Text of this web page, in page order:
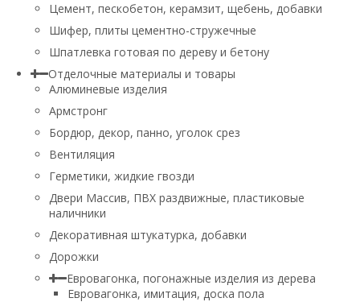
Цемент, пескобетон, керамзит, щебень, добавки
Шифер, плиты цементно-стружечные
Шпатлевка готовая по дереву и бетону
Отделочные материалы и товары
Алюминевые изделия
Армстронг
Бордюр, декор, панно, уголок срез
Вентиляция
Герметики, жидкие гвозди
Двери Массив, ПВХ раздвижные, пластиковые
наличники
Декоративная штукатурка, добавки
Дорожки
Евровагонка, погонажные изделия из дерева
Евровагонка, имитация, доска пола